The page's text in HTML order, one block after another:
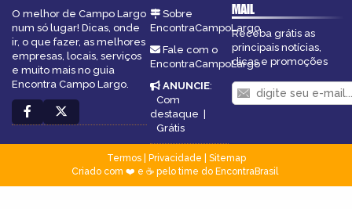
O melhor de Campo Largo
num só lugar! Dicas, onde
ir, o que fazer, as melhores
empresas, locais, serviços
e muito mais no guia
Encontra Campo Largo.
Sobre
EncontraCampoLargo
Fale com o
EncontraCampoLargo
ANUNCIE:
Com
destaque
Grátis
MAIL
Receba grátis as
principais notícias,
dicas e promoções
Termos| Privacidade
Sitemap
Criado com ❤️ e ☕ pelo time do EncontraBrasil